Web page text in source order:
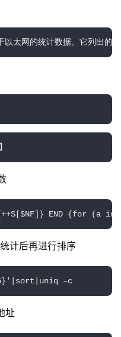
册
网的统计数据。它列出的项
END {for (a
计后再进行排序
–c
址